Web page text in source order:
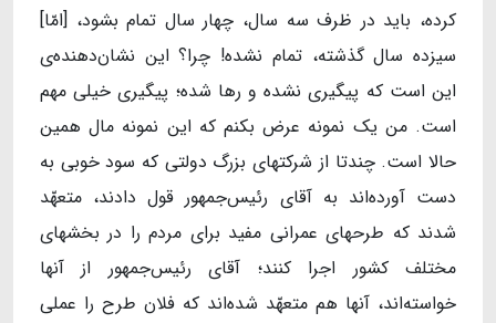
کرده، باید در ظرف سه سال، چهار سال تمام بشود، [امّا]
سیزده سال گذشته، تمام نشده! چرا؟ این نشان‌دهنده‌ی
این است که پیگیری نشده و رها شده؛ پیگیری خیلی مهم
است. من یک نمونه عرض بکنم که این نمونه مال همین
حالا است. چندتا از شرکتهای بزرگ دولتی که سود خوبی به
دست آورده‌اند به آقای رئیس‌جمهور قول دادند، متعهّد
شدند که طرحهای عمرانی مفید برای مردم را در بخشهای
مختلف کشور اجرا کنند؛ آقای رئیس‌جمهور از آنها
خواسته‌اند، آنها هم متعهّد شده‌اند که فلان طرح را عملی